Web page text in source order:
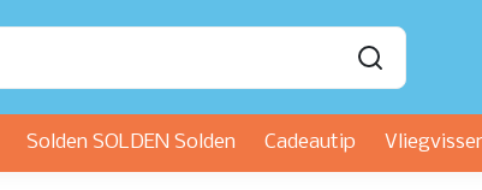
Solden SOLDEN Solden Cadeautip